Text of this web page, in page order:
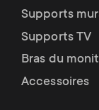
Levelling
Supports
Supports TV
Bras du
Accessoires